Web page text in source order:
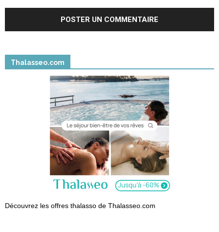
Thalasseo.com
Découvrez les offres thalasso de Thalasseo.com